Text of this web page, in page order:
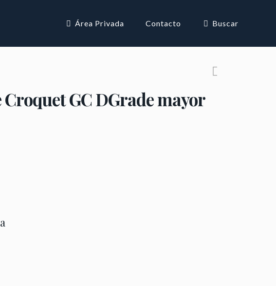
Área Privada Contacto Buscar
GC DGrade mayor